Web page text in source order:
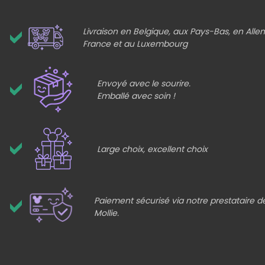
Livraison en Belgique, aux Pays-Bas, en
France et au Luxembourg
Envoyé avec le sourire.
Emballé avec soin !
Large choix, excellent choix
Paiement sécurisé via notre prestataire
Mollie.